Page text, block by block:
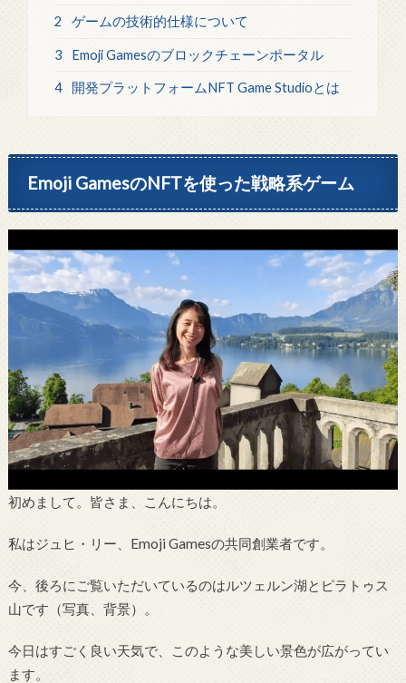
2 ゲームの技術的仕様について
3 Emoji Gamesのブロックチェーンポータル
4 開発プラットフォームNFT Game Studioとは
Emoji GamesのNFTを使った戦略系ゲーム
初めまして。皆さま、こんにちは。
私はジュヒ・リー、Emoji Gamesの共同創業者です。
今、後ろにご覧いただいているのはルツェルン湖とピラトゥス
山です（写真、背景）。
今日はすごく良い天気で、このような美しい景色が広がってい
ます。